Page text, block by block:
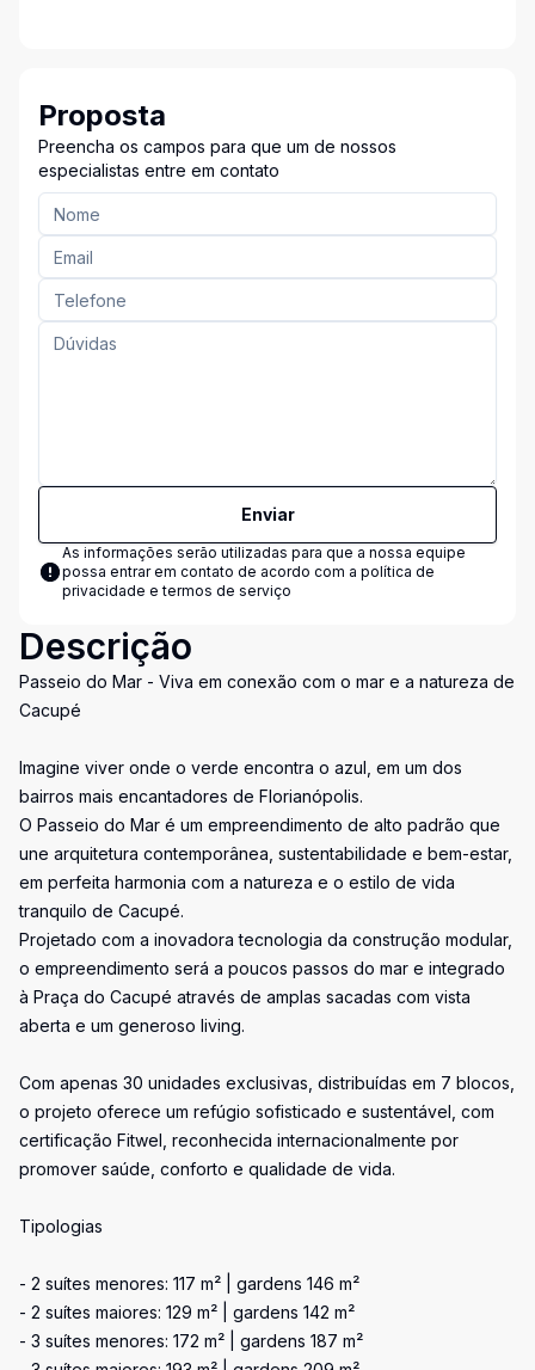
Proposta
Preencha os campos para que um de nossos
especialistas entre em contato
Enviar
As informações serão utilizadas para que a nossa equipe
possa entrar em contato de acordo com a política de
privacidade e termos de serviço
Descrição
Passeio do Mar - Viva em conexão com o mar e a natureza de
Cacupé
Imagine viver onde o verde encontra o azul, em um dos
bairros mais encantadores de Florianópolis.
O Passeio do Mar é um empreendimento de alto padrão que
une arquitetura contemporânea, sustentabilidade e bem-estar,
em perfeita harmonia com a natureza e o estilo de vida
tranquilo de Cacupé.
Projetado com a inovadora tecnologia da construção modular,
o empreendimento será a poucos passos do mar e integrado
à Praça do Cacupé através de amplas sacadas com vista
aberta e um generoso living.
Com apenas 30 unidades exclusivas, distribuídas em 7 blocos,
o projeto oferece um refúgio sofisticado e sustentável, com
certificação Fitwel, reconhecida internacionalmente por
promover saúde, conforto e qualidade de vida.
Tipologias
- 2 suítes menores: 117 m² | gardens 146 m²
- 2 suítes maiores: 129 m² | gardens 142 m²
- 3 suítes menores: 172 m² | gardens 187 m²